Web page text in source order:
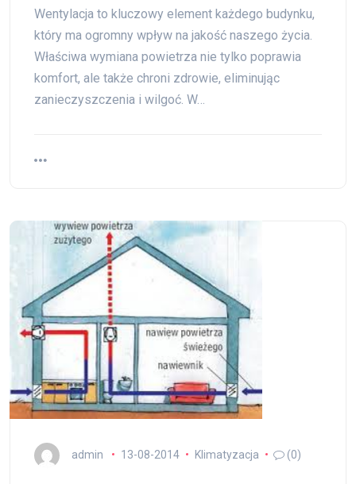
Wentylacja to kluczowy element każdego budynku,
który ma ogromny wpływ na jakość naszego życia.
Właściwa wymiana powietrza nie tylko poprawia
komfort, ale także chroni zdrowie, eliminując
zanieczyszczenia i wilgoć. W…
admin 13-08-2014 Klimatyzacja (0)